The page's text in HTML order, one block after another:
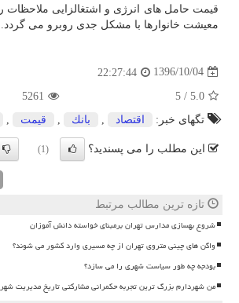
قیمت حامل های انرژی و اشتغالزایی ملاحظات
معیشت خانوارها با مشكل جدی روبرو می گردد.
1396/10/04
22:27:44
5.0
/
5
5261
تگهای خبر:
اقتصاد بانك قیمت
این مطلب را می پسندید؟ (1)
تازه ترین مطالب مرتبط
شروع بهسازی مدارس تهران برمبنای خواسته دانش آموزان
واگن های چینی متروی تهران از چه مسیری وارد کشور می شوند؟
بودجه چه طور سیاست شهری را می سازد؟
من شهردارم بزرگ ترین تجربه حکمرانی مشارکتی تاریخ مدیریت